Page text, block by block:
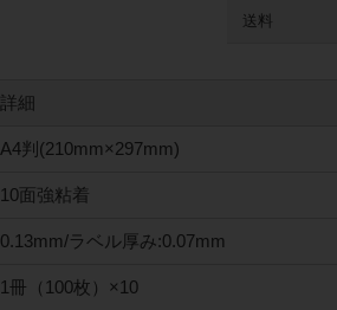
送料
詳細
A4判(210mm×297mm)
10面強粘着
0.13mm/ラベル厚み:0.07mm
1冊（100枚）×10